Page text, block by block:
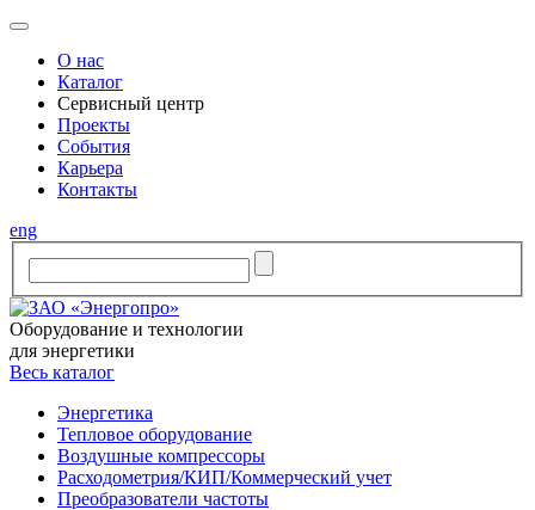
O нас
Каталог
Сервисный центр
Проекты
События
Карьера
Контакты
eng
Оборудование и технологии
для энергетики
Весь каталог
Энергетика
Тепловое оборудование
Воздушные компрессоры
Расходометрия/КИП/Коммерческий учет
Преобразователи частоты